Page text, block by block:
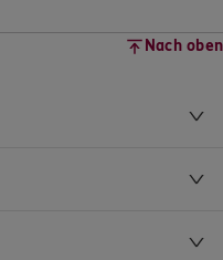
Nach oben